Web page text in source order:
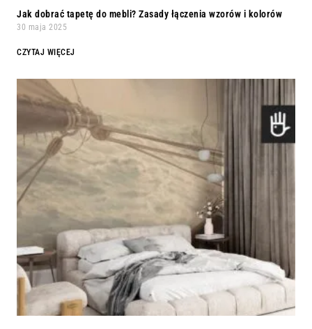
Jak dobrać tapetę do mebli? Zasady łączenia wzorów i kolorów
30 maja 2025
CZYTAJ WIĘCEJ